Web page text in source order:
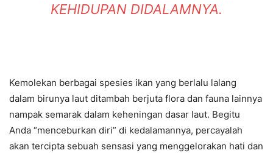
KEHIDUPAN DIDALAMNYA.
Kemolekan berbagai spesies ikan yang berlalu lalang
dalam birunya laut ditambah berjuta flora dan fauna lainnya
nampak semarak dalam keheningan dasar laut. Begitu
Anda “menceburkan diri” di kedalamannya, percayalah
akan tercipta sebuah sensasi yang menggelorakan hati dan